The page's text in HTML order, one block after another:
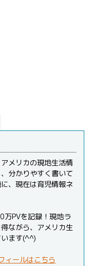
メリカの現地生活情
分かりやすく書いて
、現在は育児情報ネ
PVを記録！現地ラ
ながら、アメリカ生
ます(^^)
ィールはこちら